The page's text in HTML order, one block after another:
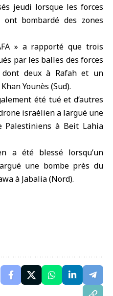
jeudi lorsque les forces
ont bombardé des zones
» a rapporté que trois
par les balles des forces
dont deux à Rafah et un
Younès (Sud).
été tué et d’autres
israélien a largué une
Palestiniens à Beit Lahia
a été blessé lorsqu’un
une bombe près du
à Jabalia (Nord).